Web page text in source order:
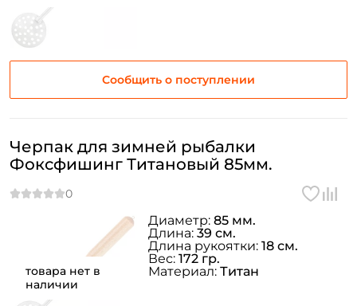
Сообщить о поступлении
товара нет в
наличии
Черпак для зимней рыбалки
Фоксфишинг Титановый 85мм.
Диаметр: 85 мм.
Длина: 39 см.
Длина рукоятки: 18 см.
Вес: 172 гр.
Материал: Титан
ФИО: *
Email: *
Придумайте пароль: *
Заполняя данную форму вы соглашаетесь на обработку
персональных данных
Создать аккаунт